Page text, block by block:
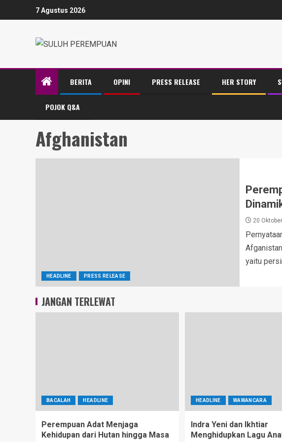
7 Agustus 2026
BERITA OPINI PRESS RELEASE HER STORY
POJOK Q&A
Afghanistan
HEADLINE PRESS RELEASE
20
yaitu
JANGAN TERLEWAT
BACALAH HEADLINE
Perempuan Adat Menjaga
Kehidupan dari Hutan hingga Masa
HEADLINE WAWANCARA
Indra Yeni dan Ikhtiar
Menghidupkan Lagu